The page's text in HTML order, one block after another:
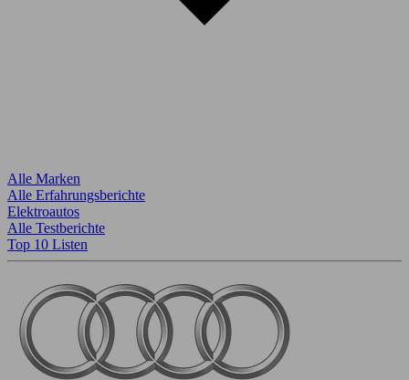
Alle Marken
Alle Erfahrungsberichte
Elektroautos
Alle Testberichte
Top 10 Listen